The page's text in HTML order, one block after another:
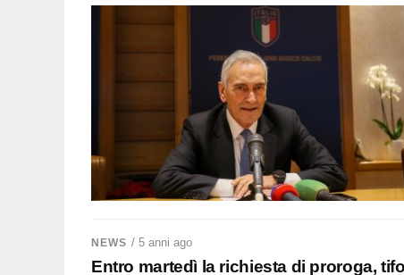
NEWS / 5 anni ago
Entro martedì la richiesta di proroga,